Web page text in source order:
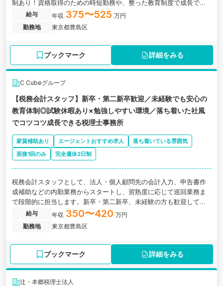
制あり！資格取得のための時短勤務や、整った教育制度で成長でき
る税理士法人の求人です。
給与 年収 375〜525 万円
勤務地
東京都豊島区
ブックマーク 詳細をみる
C Cubeグループ
【税務会計スタッフ】新卒・第二新卒歓迎／未経験でも安心の
教育体制◎試験休暇あり×勉強しやすい環境／落ち着いた社風
でコツコツ成長できる税理士事務所
家賃補助あり エージェントおすすめ求人
落ち着いている雰囲気
面接1回のみ
完全週休2日制
税務会計スタッフとして、法人・個人顧問先の会計入力、申告書作
成補助などの内勤業務からスタートし、習熟度に応じて巡回業務ま
で段階的に担当します。新卒・第二新卒、未経験の方も歓迎してお
り、基礎から学べる教育体制が整っています。試験休暇制度や所内
での学習文化も根付いているため、実務と試験勉強の両立が可能で
す。落ち着いた社風のもと、コツコツと着実に成長したい方に適し
給与 年収 350〜420 万円
勤務地
東京都豊島区
ブックマーク 詳細をみる
辻・本郷税理士法人